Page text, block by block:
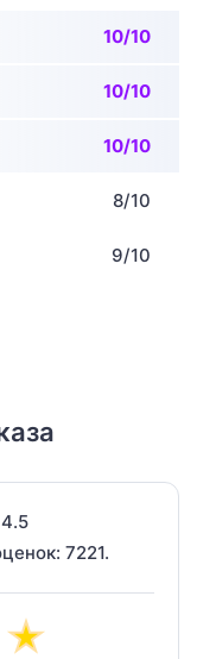
10/10
10/10
10/10
8/10
9/10
7221.